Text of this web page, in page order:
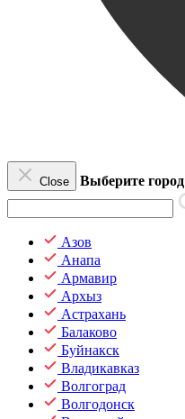
Close Выберите город
Азов
Анапа
Армавир
Архыз
Астрахань
Балаково
Буйнакск
Владикавказ
Волгоград
Волгодонск